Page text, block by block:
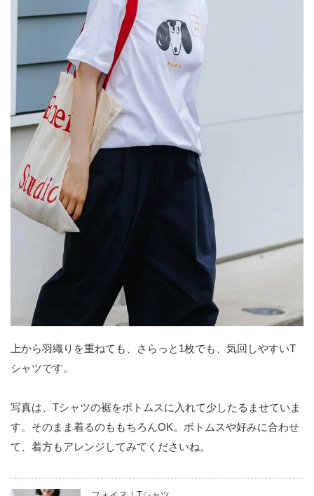
上から羽織りを重ねても、さらっと1枚でも、気回しやすいT
シャツです。
写真は、Tシャツの裾をボトムスに入れて少したるませていま
す。そのまま着るのももちろんOK。ボトムスや好みに合わせ
て、着方もアレンジしてみてくださいね。